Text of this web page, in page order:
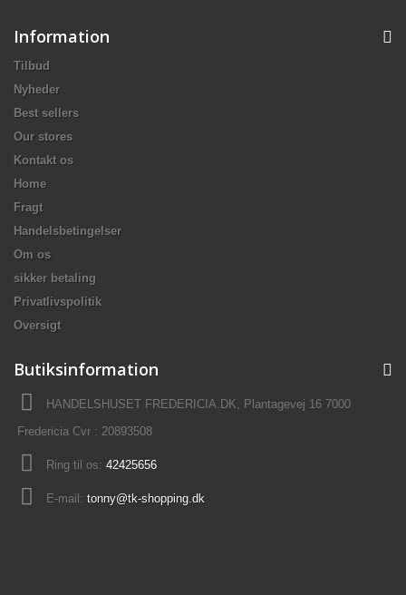
Information
Tilbud
Nyheder
Best sellers
Our stores
Kontakt os
Home
Fragt
Handelsbetingelser
Om os
sikker betaling
Privatlivspolitik
Oversigt
Butiksinformation
HANDELSHUSET FREDERICIA.DK, Plantagevej 16 7000
Fredericia Cvr : 20893508
Ring til os: 42425656
E-mail: tonny@tk-shopping.dk